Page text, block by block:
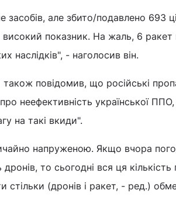
засобів, але збито/подавлено 693
високий показник. На жаль, 6 ракет
наслідків", - наголосив він.
повідомив, що російські
неефективність української
на такі вкиди".
напруженою. Якщо вчора
то сьогодні вся ця
(дронів і ракет, - ред.)